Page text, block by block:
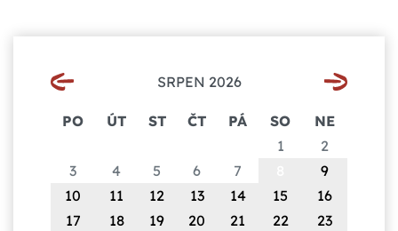
SRPEN 2026
PO ÚT ST ČT PÁ SO
NE
1
2
3
4 5 6 7
9
10
11 12 13 14 15
16
17
18 19 20 21 22
23